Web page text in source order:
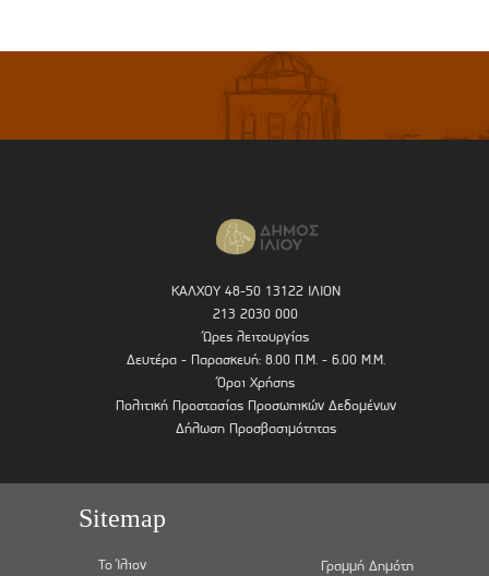
ΚΑΛΧΟΥ 48-50 13122 ΙΛΙΟΝ
213 2030 000
Ώρες λειτουργίας
Δευτέρα - Παρασκευή: 8.00 Π.Μ. - 6.00 Μ.Μ.
Όροι Χρήσης
Πολιτική Προστασίας Προσωπικών Δεδομένων
Δήλωση Προσβασιμότητας
Sitemap
Το Ίλιον Γραμμή Δημότη